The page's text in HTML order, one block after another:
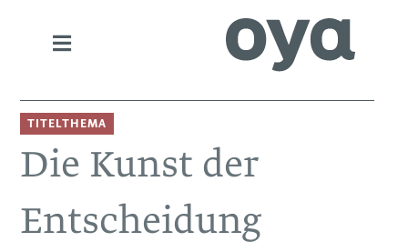
TITELTHEMA
Die Kunst der
Entscheidung